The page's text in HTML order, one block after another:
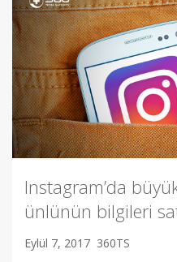
Instagram’da
ünlünün bilgileri
Eylül 7, 2017 360TS